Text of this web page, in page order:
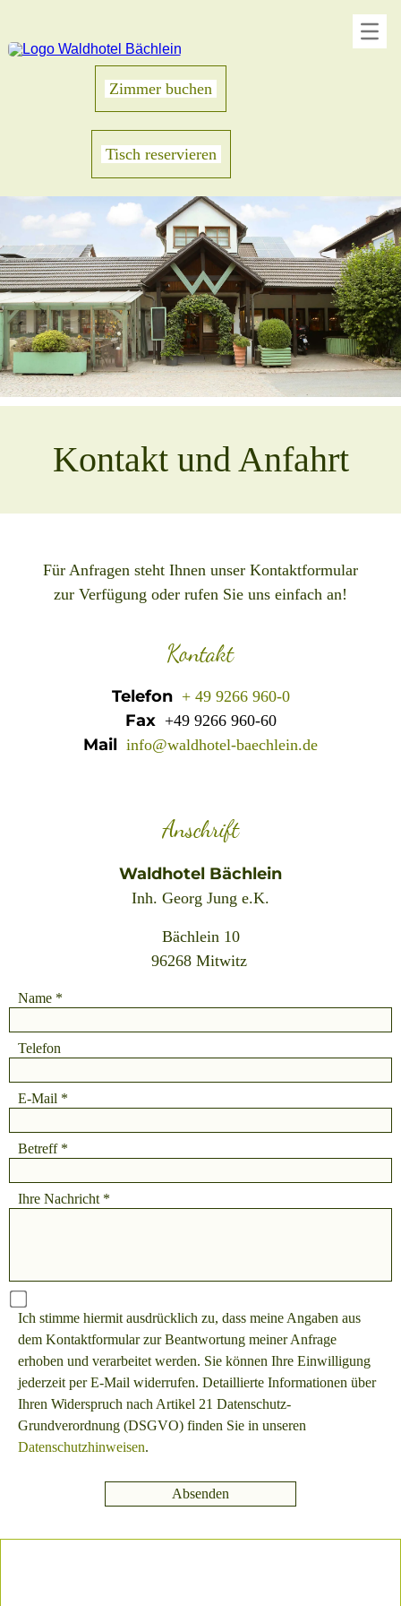
Zimmer buchen
Tisch reservieren
Kontakt und Anfahrt
Für Anfragen steht Ihnen unser Kontaktformular
zur Verfügung oder rufen Sie uns einfach an!
Kontakt
Telefon + 49 9266 960-0
Fax+49 9266 960-60
Mail info@waldhotel-baechlein.de
Anschrift
Waldhotel Bächlein
Inh. Georg Jung e.K.
Bächlein 10
96268 Mitwitz
Name
Telefon
E-Mail
Betreff
Ihre Nachricht
Ich stimme hiermit ausdrücklich zu, dass meine Angaben aus
dem Kontaktformular zur Beantwortung meiner Anfrage
erhoben und verarbeitet werden. Sie können Ihre Einwilligung
jederzeit per E-Mail widerrufen. Detaillierte Informationen über
Ihren Widerspruch nach Artikel 21 Datenschutz-
Grundverordnung (DSGVO) finden Sie in unseren
Datenschutzhinweisen.
Absenden